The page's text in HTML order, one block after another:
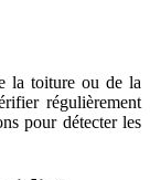
la toiture ou de la
régulièrement
pour détecter les